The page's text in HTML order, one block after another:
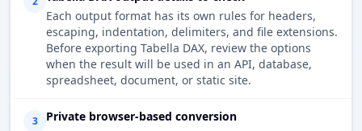
Each output format has its own rules for headers,
escaping, indentation, delimiters, and file extensions.
Before exporting Tabella DAX, review the options
when the result will be used in an API, database,
spreadsheet, document, or static site.
3
Private browser-based conversion